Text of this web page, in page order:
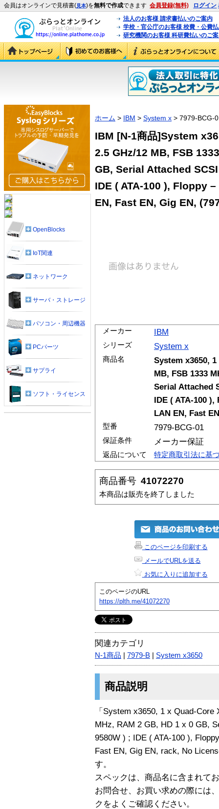
会員はオンラインで見積書(見本)を無料で作成できます 会員登録(無料) ログイン
法人のお客様 請求書払いのご案内
学校・官公庁のお客様 校費・公費
研究機関のお客様 科研費払いのご
ホーム > IBM > System x > 7979-BCG-
IBM [N-1商品]System
2.5 GHz/12 MB, FSB
GB, Serial Attached
IDE ( ATA-100 ), Floppy
EN, Fast EN, Gig EN,
メーカー IBM
シリーズ System x
商品名
System x3650,
MB, FSB 1333
Serial Attached
IDE ( ATA-100
LAN EN, Fast
型番 7979-BCG-01
保証条件 メーカー保証
返品について 特定商取引法に基
商品番号 41072270
本商品は販売を終了しました
このページを印刷する
メールでURLを送る
お気に入りに追加する
このページのURL
https://plth.me/41072270
関連カテゴリ
N-1商品 7979-B System x3650
商品説明
「System x3650, 1 x Quad-
MHz, RAM 2 GB, HD 1 x 0 GB,
9580W ) ; IDE ( ATA-100 ),
Fast EN, Gig EN, rack, No
す。
スペックは、商品名に含まれて
お問合せ、お買い求めの際には
クをよくご確認ください。
OpenBlocks
IoT関連
ネットワーク
サーバ・ストレージ
パソコン・周辺機器
PCパーツ
サプライ
ソフト・ライセンス